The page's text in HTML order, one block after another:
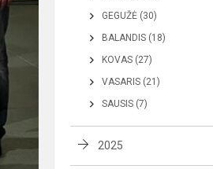
GEGUŽĖ (30)
BALANDIS (18)
KOVAS (27)
VASARIS (21)
SAUSIS (7)
2025